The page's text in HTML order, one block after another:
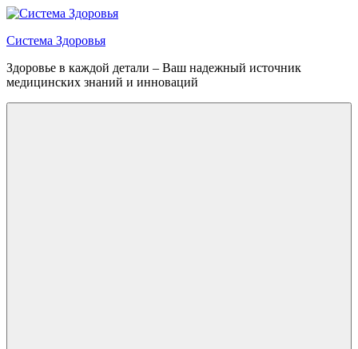
Перейти
содержимому
Система Здоровья
Здоровье в каждой детали – Ваш надежный источник
медицинских знаний и инноваций